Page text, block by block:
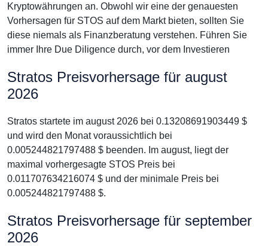
Kryptowährungen an. Obwohl wir eine der genauesten
Vorhersagen für STOS auf dem Markt bieten, sollten Sie
diese niemals als Finanzberatung verstehen. Führen Sie
immer Ihre Due Diligence durch, vor dem Investieren
Stratos Preisvorhersage für august
2026
Stratos startete im august 2026 bei 0.13208691903449 $
und wird den Monat voraussichtlich bei
0.005244821797488 $ beenden. Im august, liegt der
maximal vorhergesagte STOS Preis bei
0.011707634216074 $ und der minimale Preis bei
0.005244821797488 $.
Stratos Preisvorhersage für september
2026